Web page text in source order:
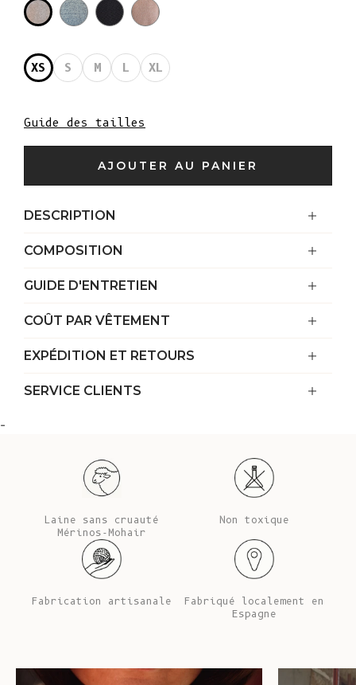
XS S M L XL
Guide des tailles
AJOUTER AU PANIER
DESCRIPTION
COMPOSITION
GUIDE D'ENTRETIEN
COÛT PAR VÊTEMENT
EXPÉDITION ET RETOURS
SERVICE CLIENTS
-
Laine sans cruauté
Mérinos-Mohair
Non toxique
Fabrication artisanale
Fabriqué localement en
Espagne